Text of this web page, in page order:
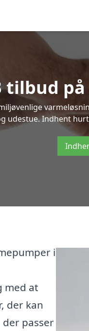
tilbud
udestue. Indhent
i
med at
der kan
passer